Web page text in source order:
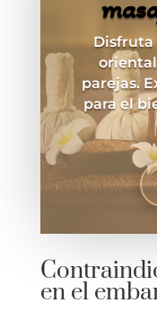
Disfruta
parejas.
para el
en el